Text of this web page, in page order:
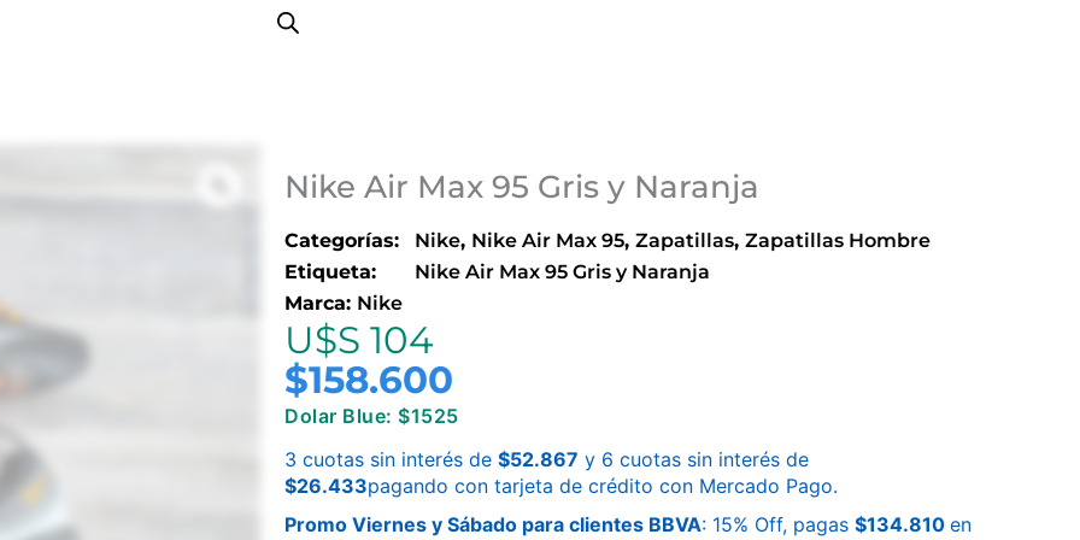
Nike Air Max 95 Gris y Naranja
Categorías: Nike, Nike Air Max 95,Zapatillas,Zapatillas Hombre
Etiqueta:
Nike Air Max 95 Gris y Naranja
Marca: Nike
U$S 104
$158.600
Dolar Blue: $1525
3 cuotas sin interés de$52.867 y 6 cuotas sin interés de
$26.433pagando con tarjeta de crédito con Mercado Pago.
Promo Viernes y Sábado para clientes BBVA: 15% Off, pagas$134.810 en